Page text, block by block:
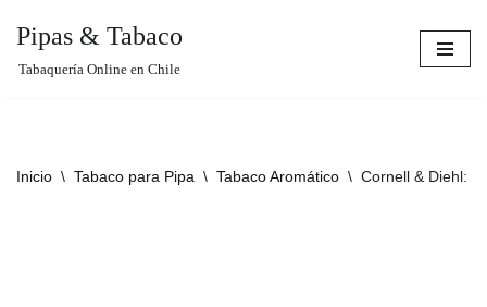
Pipas & Tabaco
Tabaquería Online en Chile
Inicio \ Tabaco para Pipa \ Tabaco Aromático \ Cornell & Diehl: